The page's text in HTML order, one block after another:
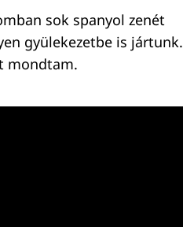
sok spanyol zenét
gyülekezetbe is jártunk.
mondtam.